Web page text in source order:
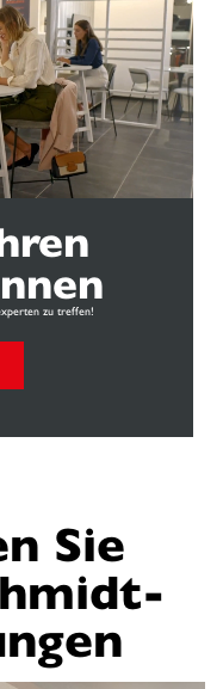
zu treffen!
Sie